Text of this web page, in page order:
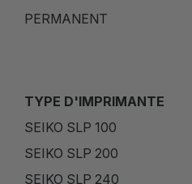
PERMANENT
TYPE D'IMPRIMANTE
SEIKO SLP 100
SEIKO SLP 200
SEIKO SLP 240